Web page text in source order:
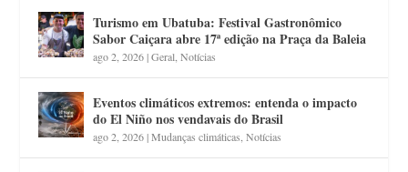
Turismo em Ubatuba: Festival Gastronômico
Sabor Caiçara abre 17ª edição na Praça da Baleia
ago 2, 2026|Geral ,Notícias
Eventos climáticos extremos: entenda o impacto
do El Niño nos vendavais do Brasil
ago 2, 2026|Mudanças climáticas ,Notícias